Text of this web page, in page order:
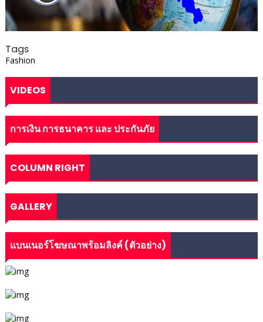
Tags
Fashion
VIDEOS
การเงิน การธนาคาร และ ประกันภัย
COLUMN RIGHT
GALLERY
แบนเนอร์โฆษณาพร้อมลิงค์ (ตัวอย่าง)